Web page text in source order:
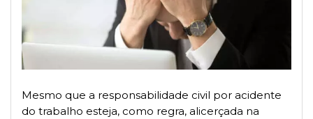
Mesmo que a responsabilidade civil por acidente
do trabalho esteja, como regra, alicerçada na